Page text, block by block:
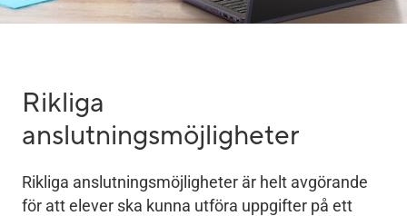
Rikliga
anslutningsmöjligheter
Rikliga anslutningsmöjligheter är helt avgörande
för att elever ska kunna utföra uppgifter på ett